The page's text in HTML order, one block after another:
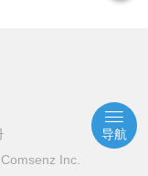
Inc.
导航